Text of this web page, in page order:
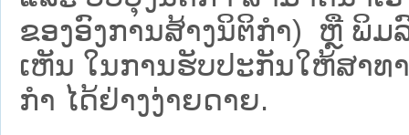
ຂອງອົງການສ້າງນິຕິກຳ) ຫຼື ພິມ
ເຫັນ ໃນການຮັບປະກັນໃຫ້ສາທ
ກຳ ໄດ້ຢ່າງງ່າຍດາຍ.